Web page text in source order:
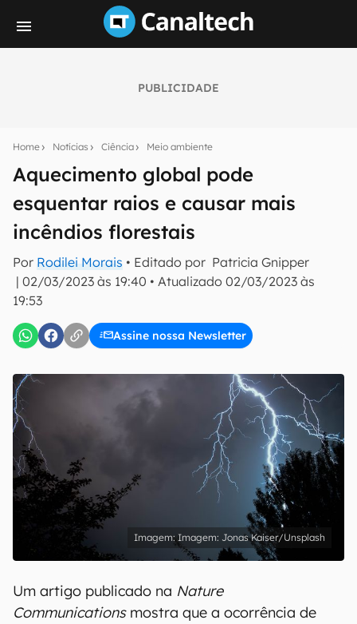
PUBLICIDADE
Home Notícias Ciência Meio ambiente
Aquecimento global pode
esquentar raios e causar mais
incêndios florestais
Por Rodilei Morais • Editado por Patricia Gnipper
| 02/03/2023 às 19:40 • Atualizado 02/03/2023 às
19:53
Assine nossa Newsletter
notícias e reviews sobre tecnologia em primeira
E-mail
inscreva-se
Uso e Política de Privacidade do Canaltech.
Imagem: Jonas Kaiser/Unsplash
Um artigo publicado na Nature
Communicationsmostra que a ocorrência de